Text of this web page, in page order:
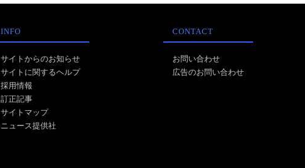
INFO
サイトからのお知らせ
サイトに関するヘルプ
採用情報
訂正記事
サイトマップ
ニュース提供社
CONTACT
お問い合わせ
広告のお問い合わせ